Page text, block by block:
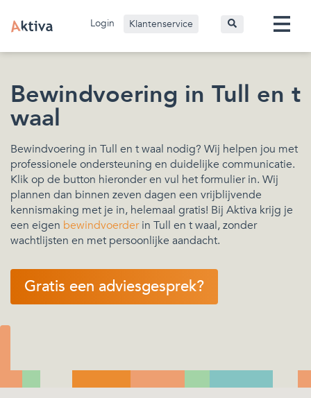
Login Klantenservice
Bewindvoering in Tull en t
waal
Bewindvoering in Tull en t waal nodig? Wij helpen jou met
professionele ondersteuning en duidelijke communicatie.
Klik op de button hieronder en vul het formulier in. Wij
plannen dan binnen zeven dagen een vrijblijvende
kennismaking met je in, helemaal gratis! Bij Aktiva krijg je
een eigen bewindvoerderin Tull en t waal, zonder
wachtlijsten en met persoonlijke aandacht.
Gratis een adviesgesprek?